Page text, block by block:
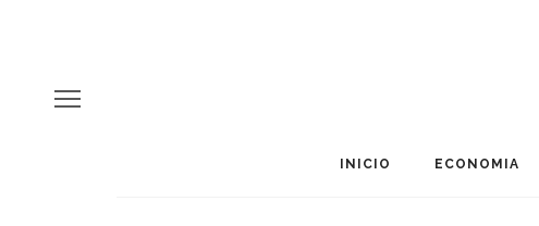
INICIO ECONOMIA